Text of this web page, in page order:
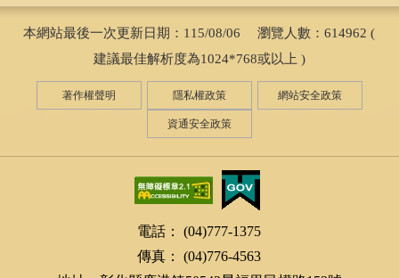
本網站最後一次更新日期：115/08/06 瀏覽人數：614962 (
建議最佳解析度為1024*768或以上 )
著作權聲明 隱私權政策 網站安全政策
資通安全政策
電話： (04)777-1375
傳真： (04)776-4563